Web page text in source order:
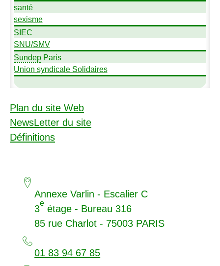
santé
sexisme
SIEC
SNU/SMV
SundepParis
Union syndicale Solidaires
Plan du site Web
NewsLetter du site
Définitions
Annexe Varlin - Escalier C
3
e
étage - Bureau 316
85 rue Charlot - 75003 PARIS
01 83 94 67 85